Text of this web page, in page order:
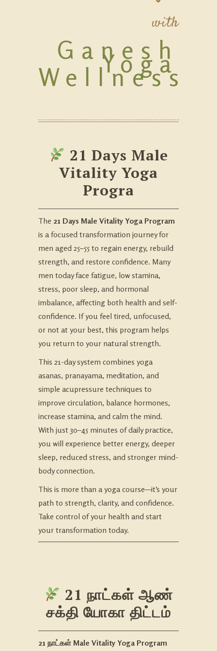
with
Ganesh
Yoga
Wellness
21 Days Male
Vitality Yoga
Progra
The 21 Days Male Vitality Yoga Program
is a focused transformation journey for
men aged 25–55 to regain energy, rebuild
strength, and restore confidence. Many
men today face fatigue, low stamina,
stress, poor sleep, and hormonal
imbalance, affecting both health and self-
confidence. If you feel tired, unfocused,
or not at your best, this program helps
you return to your natural strength.
This 21-day system combines yoga
asanas, pranayama, meditation, and
simple acupressure techniques to
improve circulation, balance hormones,
increase stamina, and calm the mind.
With just 30–45 minutes of daily practice,
you will experience better energy, deeper
sleep, reduced stress, and stronger mind-
body connection.
This is more than a yoga course—it’s your
path to strength, clarity, and confidence.
Take control of your health and start
your transformation today.
21 நாட்கள் ஆண்
சக்தி யோகா திட்டம்
21 நாட்கள் Male Vitality Yoga Program